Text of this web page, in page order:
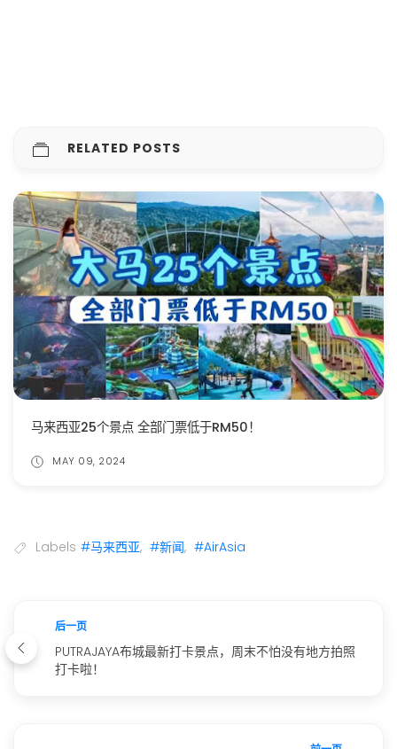
RELATED POSTS
马来西亚25个景点 全部门票低于RM50！
MAY 09, 2024
Labels #马来西亚, #新闻, #AirAsia
后一页
PUTRAJAYA布城最新打卡景点，周末不怕没有地方拍照
打卡啦！